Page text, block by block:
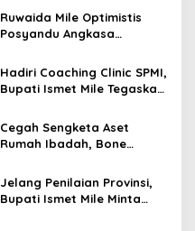
Ruwaida Mile Optimistis
Posyandu Angkasa
Hasil Terbaik
Hadiri Coaching Clinic SPMI,
Bupati Ismet Mile Tegaskan
Guru Jadi Prioritas
Pendidikan Bone Bolango
Cegah Sengketa Aset
Rumah Ibadah, Bone
Isbat Wakaf dan Sertifikasi
Tanah
Jelang Penilaian Provinsi,
Bupati Ismet Mile Minta